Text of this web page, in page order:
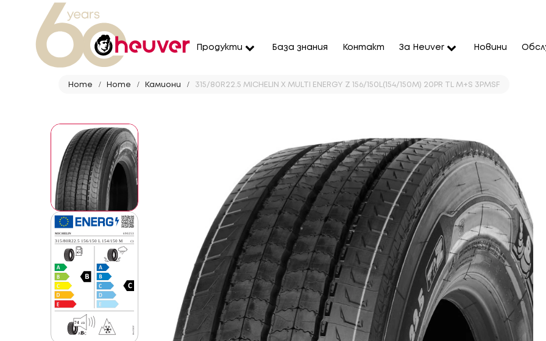
Продукти База знания Контакт За Heuver Новини
Home Home Камиони 315/80R22.5 MICHELIN X MULTI ENERGY Z 156/150L(154/150M) 20PR TL M+S 3PMSF